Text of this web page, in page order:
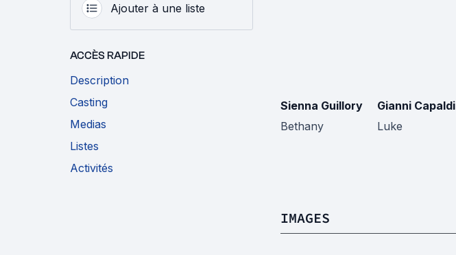
Ajouter à une liste
ACCÈS RAPIDE
Description
Casting
Medias
Listes
Activités
Sienna Guillory
Bethany
Gianni Capaldi
Luke
IMAGES